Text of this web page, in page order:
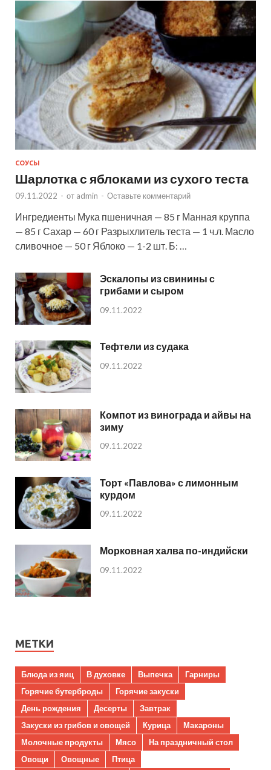
СОУСЫ
Шарлотка с яблоками из сухого теста
09.11.2022 - от admin - Оставьте комментарий
Ингредиенты Мука пшеничная — 85 г Манная круппа
— 85 г Сахар — 60 г Разрыхлитель теста — 1 ч.л. Масло
сливочное — 50 г Яблоко — 1-2 шт. Б: …
Эскалопы из свинины с
грибами и сыром
09.11.2022
Тефтели из судака
09.11.2022
Компот из винограда и айвы на
зиму
09.11.2022
Торт «Павлова» с лимонным
курдом
09.11.2022
Морковная халва по-индийски
09.11.2022
МЕТКИ
Блюда из яиц В духовке Выпечка
Гарниры
Горячие бутерброды
Горячие закуски
День рождения
Десерты
Завтрак
Закуски из грибов и овощей
Курица
Макароны
Молочные продукты
Мясо
На праздничный стол
Овощи
Овощные
Птица